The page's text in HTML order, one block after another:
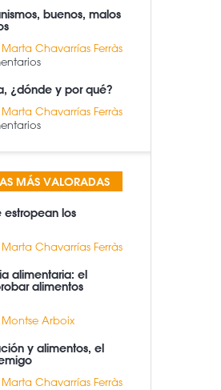
buenos, malos
Marta Chavarrías Ferràs
¿dónde y por qué?
Marta Chavarrías Ferràs
MÁS VALORADAS
estropean los
Marta Chavarrías Ferràs
alimentaria: el
alimentos
Montse Arboix
y alimentos, el
Marta Chavarrías Ferràs